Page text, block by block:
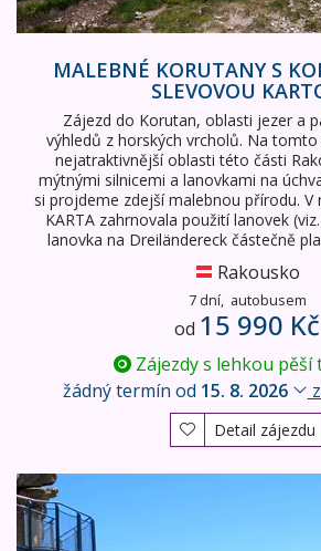
MALEBNÉ KORUTANY S
SLEVOVOU
Zájezd do Korutan, oblasti jezer a
výhledů z horských vrcholů. Na
nejatraktivnější oblasti této části
mýtnými silnicemi a lanovkami na
si projdeme zdejší malebnou přírodu. V
KARTA zahrnovala použití lanovek
lanovka na Dreiländereck částečně
Rakousko
7 dní, autobusem
od 15 990 Kč
Zájezdy s lehkou
žádný termín od 15. 8. 2026
Detail zájezdu
Alpy pro seniory - NP Vysoké Taury